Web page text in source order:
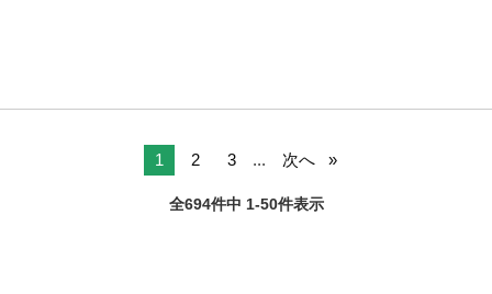
1 2 3 ... 次へ
全694件中 1-50件表示